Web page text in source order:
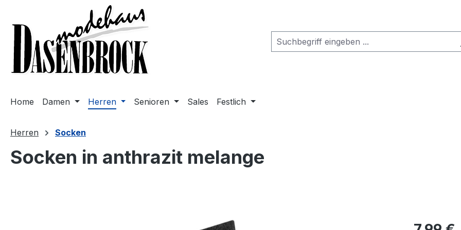
Hauptinhalt springen
Zur Hauptnavigation springen
Home Damen Herren Senioren Sales Festlich
Herren Socken
Socken in anthrazit melange
Regulärer